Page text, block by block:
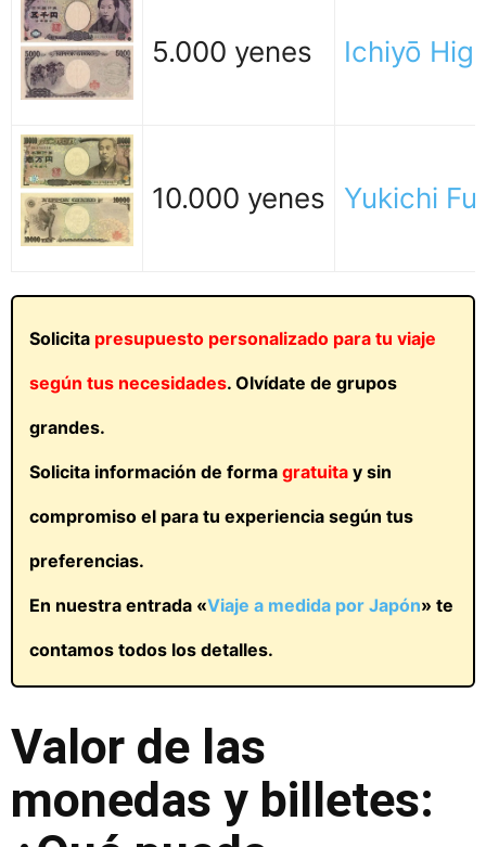
5.000 yenes Ichiyō
10.000 yenes Yukichi
Solicita presupuesto personalizado para tu viaje
según tus necesidades. Olvídate de grupos
grandes.
Solicita información de forma gratuita y sin
compromiso el para tu experiencia según tus
preferencias.
En nuestra entrada «Viaje a medida por Japón» te
contamos todos los detalles.
Valor de las
monedas y billetes: